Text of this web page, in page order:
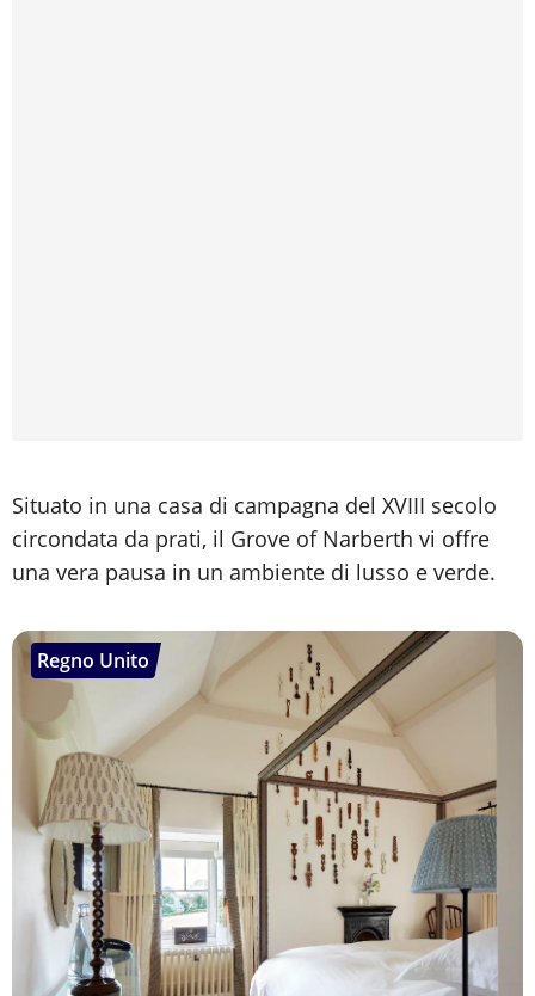
Situato in una casa di campagna del XVIII secolo
circondata da prati, il Grove of Narberth vi offre
una vera pausa in un ambiente di lusso e verde.
Regno Unito